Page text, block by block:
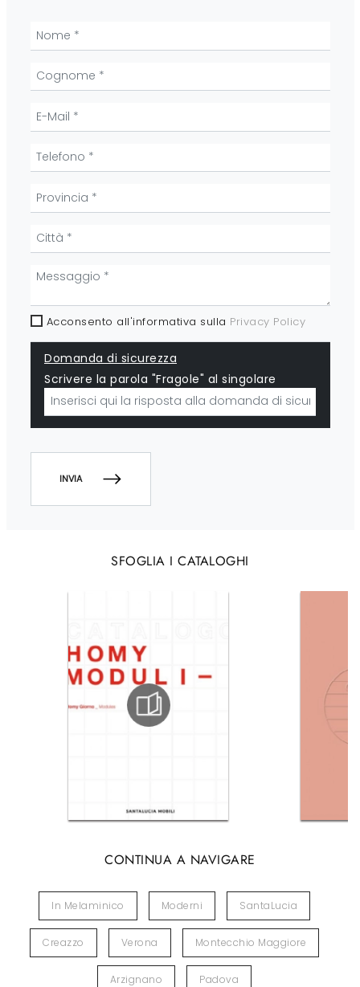
SFOGLIA I CATALOGHI
CONTINUA A NAVIGARE
In Melaminico Moderni SantaLucia
Creazzo Verona Montecchio Maggiore
Arzignano Padova
Acconsento all'informativa sulla Privacy Policy
Domanda di sicurezza
Scrivere la parola "Fragole" al singolare
INVIA